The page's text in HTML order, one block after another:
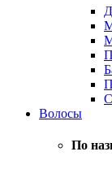
Волосы
По